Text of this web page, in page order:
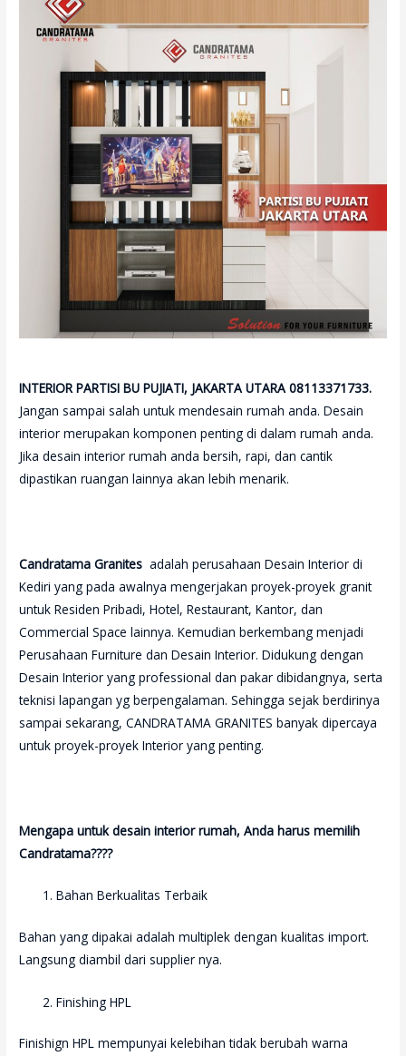
INTERIOR PARTISI BU PUJIATI, JAKARTA UTARA 08113371733.
Jangan sampai salah untuk mendesain rumah anda. Desain
interior merupakan komponen penting di dalam rumah anda.
Jika desain interior rumah anda bersih, rapi, dan cantik
dipastikan ruangan lainnya akan lebih menarik.
Candratama Granitesadalah perusahaan Desain Interior di
Kediri yang pada awalnya mengerjakan proyek-proyek granit
untuk Residen Pribadi, Hotel, Restaurant, Kantor, dan
Commercial Space lainnya. Kemudian berkembang menjadi
Perusahaan Furniture dan Desain Interior. Didukung dengan
Desain Interior yang professional dan pakar dibidangnya, serta
teknisi lapangan yg berpengalaman. Sehingga sejak berdirinya
sampai sekarang, CANDRATAMA GRANITES banyak dipercaya
untuk proyek-proyek Interior yang penting.
Mengapa untuk desain interior rumah, Anda harus memilih
Candratama????
Bahan Berkualitas Terbaik
Bahan yang dipakai adalah multiplek dengan kualitas import.
Langsung diambil dari supplier nya.
Finishing HPL
Finishign HPL mempunyai kelebihan tidak berubah warna